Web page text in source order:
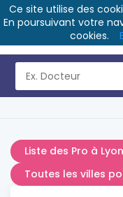
Liste des Pro à Lyon
Toutes les villes
Ce site utilise des
En poursuivant votre
cookies.